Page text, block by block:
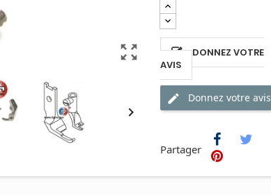
zoom_out_map

DONNEZ VOTRE
AVIS
Donnez votre avis
Partager